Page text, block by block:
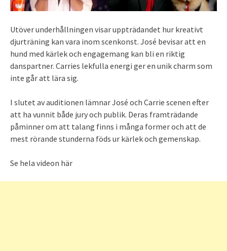
Utöver underhållningen visar uppträdandet hur kreativt
djurträning kan vara inom scenkonst. José bevisar att en
hund med kärlek och engagemang kan bli en riktig
danspartner. Carries lekfulla energi ger en unik charm som
inte går att lära sig.
I slutet av auditionen lämnar José och Carrie scenen efter
att ha vunnit både jury och publik. Deras framträdande
påminner om att talang finns i många former och att de
mest rörande stunderna föds ur kärlek och gemenskap.
Se hela videon här